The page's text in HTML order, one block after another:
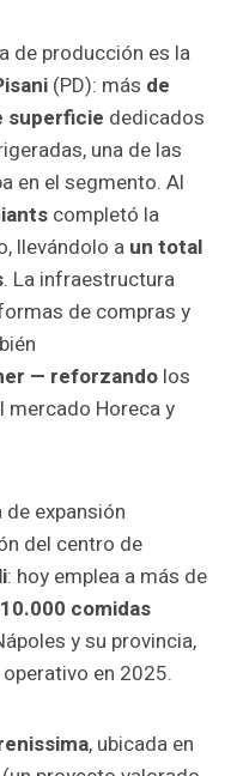
de producción es la
(PD): más de
superficie dedicados
una de las
en el segmento. Al
completó la
llevándolo aun total
. La infraestructura
de compras y
— reforzandolos
Horeca y
expansión
del centro de
: hoy emplea a más de
10.000 comidas
y su provincia,
en 2025.
, ubicada en